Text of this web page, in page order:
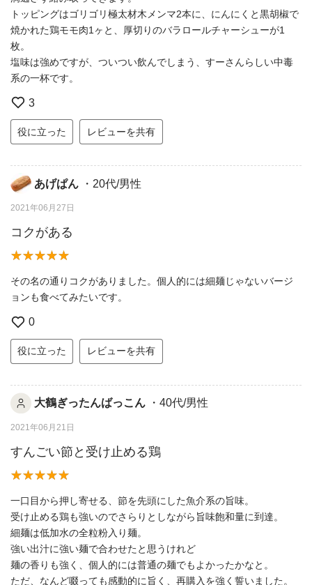
トッピングはゴリゴリ極太材木メンマ2本に、にんにくと黒胡椒で
焼かれた鶏モモ肉1ヶと、厚切りのバラロールチャーシューが1
枚。
塩味は強めですが、ついつい飲んでしまう、すーさんらしい中毒
系の一杯です。
3
役に立った レビューを共有
あげぱん ・20代/男性
2021年06月27日
コクがある
その名の通りコクがありました。個人的には細麺じゃないバージ
ョンも食べてみたいです。
0
役に立った レビューを共有
大鶴ぎったんばっこん ・40代/男性
2021年06月21日
すんごい節と受け止める鶏
一口目から押し寄せる、節を先頭にした魚介系の旨味。
受け止める鶏も強いのでさらりとしながら旨味飽和量に到達。
細麺は低加水の全粒粉入り麺。
強い出汁に強い麺で合わせたと思うけれど
麺の香りも強く、個人的には普通の麺でもよかったかなと。
ただ、なんど啜っても感動的に旨く、再購入を強く誓いました。